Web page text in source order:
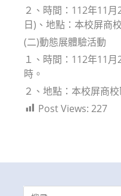
２、時間：112年11
日)、地點：本校屏商
(二)動態展體驗活動
１、時間：112年11
時。
２、地點：本校屏商
Post Views: 227
Search